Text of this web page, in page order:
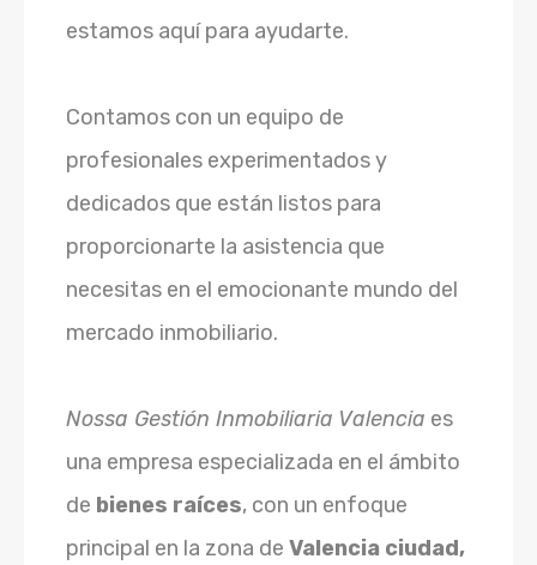
estamos aquí para ayudarte.
Contamos con un equipo de
profesionales experimentados y
dedicados que están listos para
proporcionarte la asistencia que
necesitas en el emocionante mundo del
mercado inmobiliario.
Nossa Gestión Inmobiliaria Valencia es
una empresa especializada en el ámbito
de bienes raíces, con un enfoque
principal en la zona de Valencia ciudad,